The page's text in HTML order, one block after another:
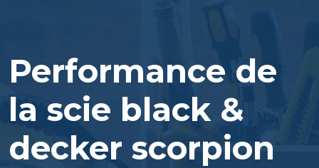
Performance de
la scie black &
decker scorpion